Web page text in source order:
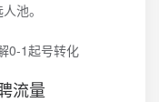
池。
流量